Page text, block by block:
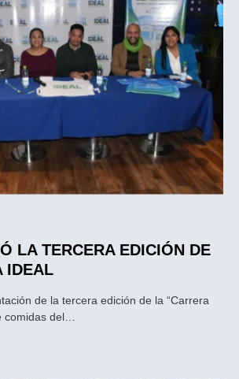
LA TERCERA EDICIÓN DE
IDEAL
de la tercera edición de la “Carrera
comidas del…